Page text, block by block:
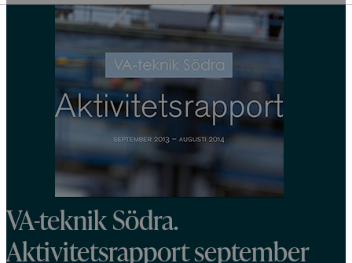
VA-teknik Södra.
Aktivitetsrapport september